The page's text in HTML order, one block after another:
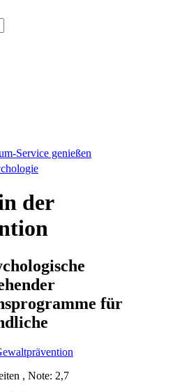
Service genießen
der
für
, Note: 2,7